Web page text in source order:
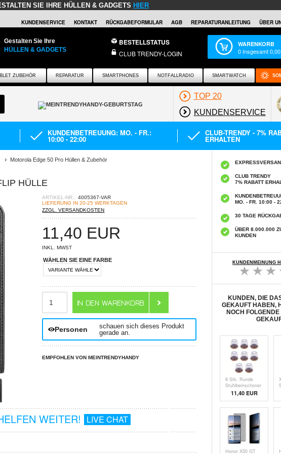
SIE IHRE HÜLLEN & GADGETS HIER
KUNDENSERVICE KONTAKT RÜCKGABEFORMULAR AGB REPARATURANLEITUNG ÜBER
Gestalten Sie Ihre
HÜLLEN & GADGETS
BESTELLSTATUS
CLUB TRENDY-LOGIN
WARENKORB
0 Insgesamt0,00
ZUBEHÖR REPARATUR SMARTPHONES NOTFALLRADIO SMARTWATCH
TOP 20
KUNDENSERVICE
KUNDENBETREUUNG: MO. - FR.:
10:00 - 22:00
CLUB-TRENDY - 7%
ERHALTEN
Motorola Edge 50 Pro Hüllen & Zubehör
HÜLLE
ARTIKEL-NR.: 4005367-VAR
LIEFERUNG IN 20-25 WERKTAGEN
ZZGL. VERSANDKOSTEN
11,40 EUR
INKL. MWST
WÄHLEN SIE EINE FARBE
Personen
schauen sich dieses Produkt
gerade an.
EMPFOHLEN VON MEINTRENDYHANDY
WEITER! LIVE CHAT
CLUB TRENDY
7% RABATT
MO. - FR. 10:00 -
30 TAGE
ÜBER 8.000.000
KUNDEN
KUNDENMEINUNG
KUNDEN, DIE
GEKAUFT HABEN,
NOCH
8 Stk. Runde
Stuhlbeinschoner
mit Filz - S -
Transparent
11,40 EUR
Honor X50 GT